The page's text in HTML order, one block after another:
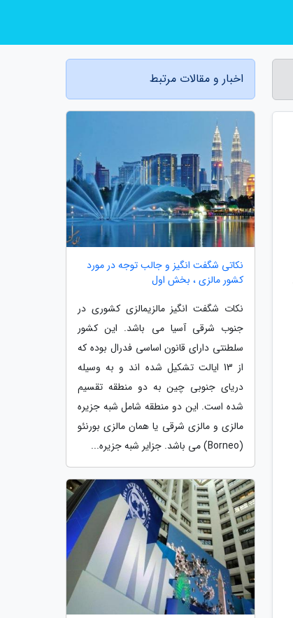
اخبار و مقالات مرتبط
نکاتی شگفت انگیز و جالب توجه در مورد
کشور مالزی ، بخش اول
نکات شگفت انگیز مالزیمالزی کشوری در
جنوب شرقی آسیا می باشد. این کشور
سلطنتی دارای قانون اساسی فدرال بوده که
از 13 ایالت تشکیل شده اند و به وسیله
دریای جنوبی چین به دو منطقه تقسیم
شده است. این دو منطقه شامل شبه جزیره
مالزی و مالزی شرقی یا همان مالزی بورنئو
(Borneo) می باشد. جزایر شبه جزیره...